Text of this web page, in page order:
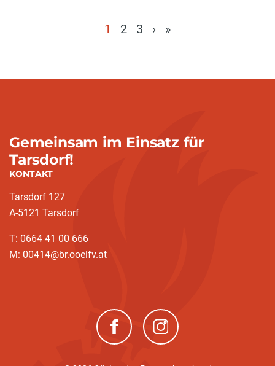
1 2 3 › »
Gemeinsam im Einsatz für
Tarsdorf!
KONTAKT
Tarsdorf 127
A-5121 Tarsdorf
T: 0664 41 00 666
M: 00414@br.ooelfv.at
(neues Fenster)(neues Fenster)